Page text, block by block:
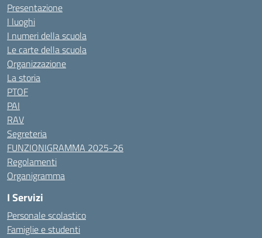
Presentazione
I luoghi
I numeri della scuola
Le carte della scuola
Organizzazione
La storia
PTOF
PAI
RAV
Segreteria
FUNZIONIGRAMMA 2025-26
Regolamenti
Organigramma
I Servizi
Personale scolastico
Famiglie e studenti